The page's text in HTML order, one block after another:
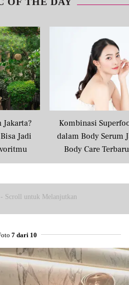
Jadi
Kombinasi
dalam Body Serum
Body Care
Masyarakat
Scroll untuk Melanjutkan
7 dari 10